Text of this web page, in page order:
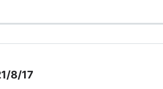
8/17